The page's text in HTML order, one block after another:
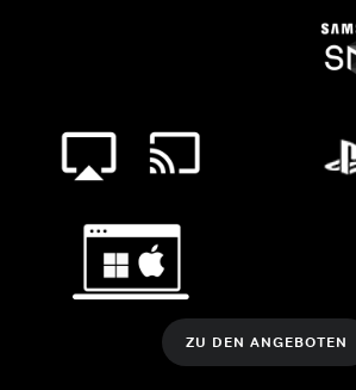
ZU DEN ANGEBOTEN